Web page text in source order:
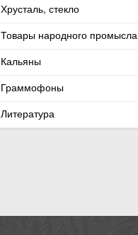
Хрусталь, стекло
Товары народного промысла
Кальяны
Граммофоны
Литература